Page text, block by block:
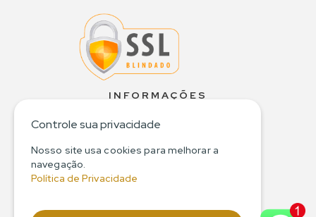
INFORMAÇÕES
Termos e Condições
Política de Entrega
Contato
Controle sua privacidade
Nosso site usa cookies para melhorar a
navegação.
Política de Privacidade